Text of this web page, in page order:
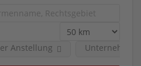
Anstellung Unternehmen